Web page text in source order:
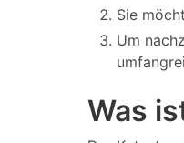
Sie
Um
Was